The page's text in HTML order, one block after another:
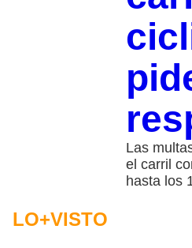
Las
el carril
hasta los
LO+VISTO